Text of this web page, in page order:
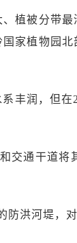
植被分带
家植物园
丰润，但
交通干道
防洪河堤，